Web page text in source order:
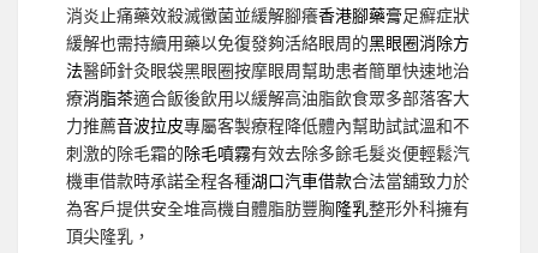
消炎止痛藥效殺滅黴菌並緩解腳癢香港腳藥膏足癬症狀
緩解也需持續用藥以免復發夠活絡眼周的黑眼圈消除方
法醫師針灸眼袋黑眼圈按摩眼周幫助患者簡單快速地治
療消脂茶適合飯後飲用以緩解高油脂飲食眾多部落客大
力推薦音波拉皮專屬客製療程降低體內幫助試試溫和不
刺激的除毛霜的除毛噴霧有效去除多餘毛髮炎便輕鬆汽
機車借款時承諾全程各種湖口汽車借款合法當舖致力於
為客戶提供安全堆高機自體脂肪豐胸隆乳整形外科擁有
頂尖隆乳，